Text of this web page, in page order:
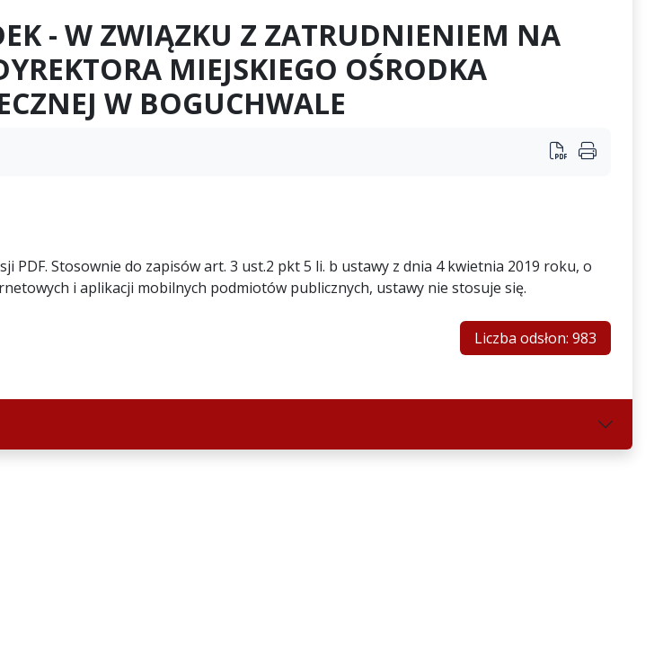
- W ZWIĄZKU Z ZATRUDNIENIEM NA
MIEJSKIEGO OŚRODKA
W BOGUCHWALE
PDF. Stosownie do zapisów art. 3 ust.2 pkt 5 li. b ustawy z dnia 4 kwietnia 2019 roku, o
i aplikacji mobilnych podmiotów publicznych, ustawy nie stosuje się.
Liczba odsłon: 983